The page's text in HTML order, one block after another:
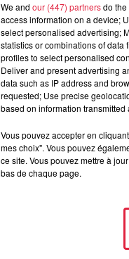
Fanny nous
We and our (447) partnersdo
access information on a device;
select personalised advertising;
statistics or combinations of
profiles to select personalised
Deliver and present advertising
data such as IP address and
requested; Use precise
based on information transmitted
Vous pouvez accepter en
mes choix". Vous pouvez
ce site. Vous pouvez mettre à
bas de chaque page.